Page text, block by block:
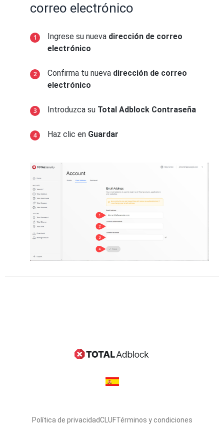
correo electrónico
Ingrese su nueva dirección de correo
electrónico
Confirma tu nueva dirección de correo
electrónico
Introduzca su Total Adblock Contraseña
Haz clic en Guardar
Política de privacidadCLUFTérminos y condiciones